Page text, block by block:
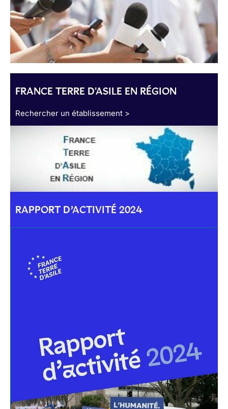
FRANCE TERRE D'ASILE EN RÉGION
Rechercher un établissement >
RAPPORT D’ACTIVITÉ 2024